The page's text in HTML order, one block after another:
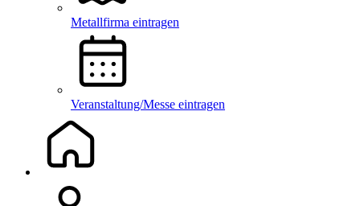
Metallfirma eintragen
Veranstaltung/Messe eintragen